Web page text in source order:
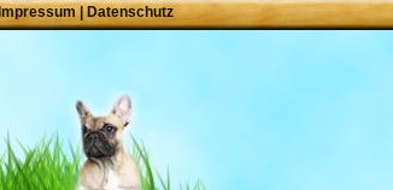
Impressum|Datenschutz